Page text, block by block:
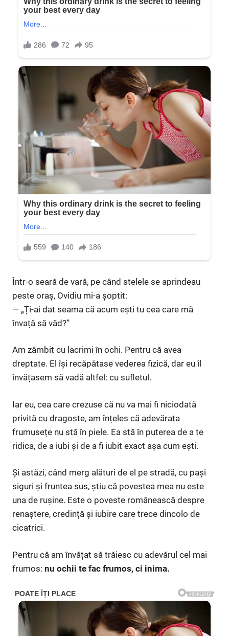
Într-o seară de vară, pe când stelele se aprindeau
peste oraș, Ovidiu mi-a șoptit:
— „Ți-ai dat seama că acum ești tu cea care mă
învață să văd?”
Am zâmbit cu lacrimi în ochi. Pentru că avea
dreptate. El își recăpătase vederea fizică, dar eu îl
învățasem să vadă altfel: cu sufletul.
Iar eu, cea care crezuse că nu va mai fi niciodată
privită cu dragoste, am înțeles că adevărata
frumusețe nu stă în piele. Ea stă în puterea de a te
ridica, de a iubi și de a fi iubit exact așa cum ești.
Și astăzi, când merg alături de el pe stradă, cu pași
siguri și fruntea sus, știu că povestea mea nu este
una de rușine. Este o poveste românească despre
renaștere, credință și iubire care trece dincolo de
cicatrici.
Pentru că am învățat să trăiesc cu adevărul cel mai
frumos: nu ochii te fac frumos, ci inima.